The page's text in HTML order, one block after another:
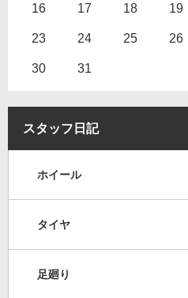
16 17 18 19
23 24 25 26
30 31
スタッフ日記
ホイール
タイヤ
足廻り